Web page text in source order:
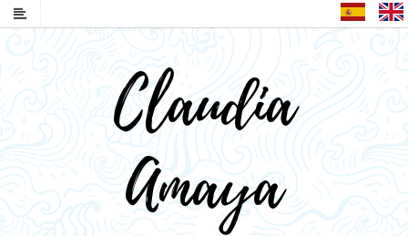
Español
Claudia
Amaya